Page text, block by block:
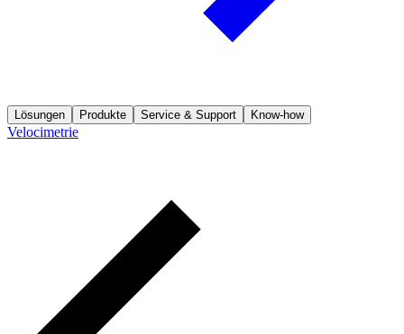
Lösungen Produkte Service & Support Know-how
Velocimetrie